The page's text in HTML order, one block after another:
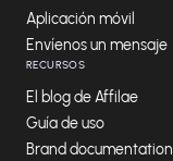
Aplicación móvil
Envíenos un mensaje
RECURSOS
El blog de Affilae
Guía de uso
Brand documentation